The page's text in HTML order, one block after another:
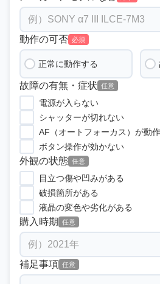
動作の可否 必須
正常に動作する
故障の有無・症状 任意
電源が入らない
シャッターが切れない
AF（オートフォーカス）が動
ボタン操作が効かない
外観の状態 任意
目立つ傷や凹みがある
破損箇所がある
液晶の変色や劣化がある
購入時期 任意
補足事項 任意